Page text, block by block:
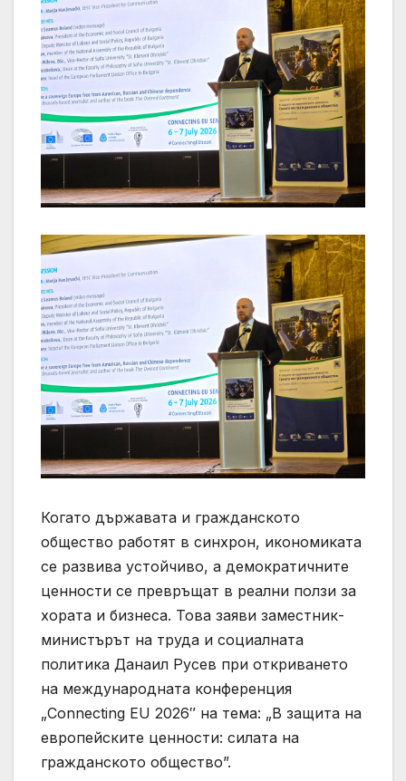
Когато държавата и гражданското
общество работят в синхрон, икономиката
се развива устойчиво, а демократичните
ценности се превръщат в реални ползи за
хората и бизнеса. Това заяви заместник-
министърът на труда и социалната
политика Данаил Русев при откриването
на международната конференция
„Connecting EU 2026″ на тема: „В защита на
европейските ценности: силата на
гражданското общество”.